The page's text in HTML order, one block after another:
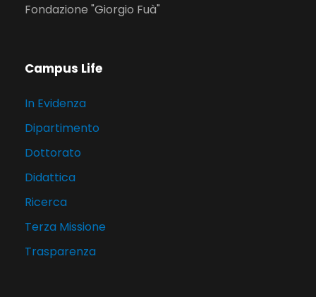
Fondazione "Giorgio Fuà"
Campus Life
In Evidenza
Dipartimento
Dottorato
Didattica
Ricerca
Terza Missione
Trasparenza